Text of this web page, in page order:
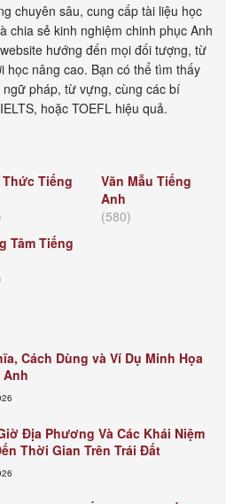
chuyên sâu, cung cấp tài liệu học
chia sẻ kinh nghiệm chinh phục Anh
hướng đến mọi đối tượng, từ
học nâng cao. Bạn có thể tìm thấy
pháp, từ vựng, cùng các bí
hoặc TOEFL hiệu quả.
Thức Tiếng
Tâm Tiếng
Văn Mẫu Tiếng
Anh
(580)
Cách Dùng và Ví Dụ Minh Họa
Anh
Địa Phương Và Các Khái Niệm
Thời Gian Trên Trái Đất